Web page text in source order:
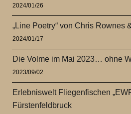
2024/01/26
„Line Poetry“ von Chris Rownes
2024/01/17
Die Volme im Mai 2023… ohne
2023/09/02
Erlebniswelt Fliegenfischen
Fürstenfeldbruck